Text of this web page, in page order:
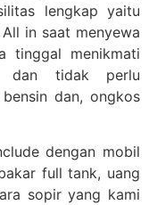
lengkap yaitu
in saat menyewa
tinggal menikmati
dan tidak perlu
dan, ongkos
dengan mobil
full tank, uang
sopir yang kami